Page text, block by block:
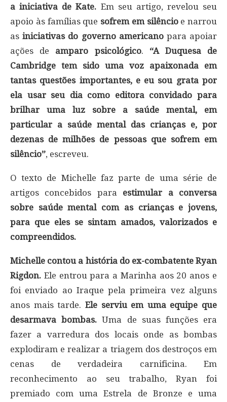
a iniciativa de Kate. Em seu artigo, revelou seu
apoio às famílias que sofrem em silêncioe narrou
asiniciativas do governo americanopara apoiar
ações de amparo psicológico. “A Duquesa de
Cambridge tem sido uma voz apaixonada em
tantas questões importantes, e eu sou grata por
ela usar seu dia como editora convidado para
brilhar uma luz sobre a saúde mental, em
particular a saúde mental das crianças e, por
dezenas de milhões de pessoas que sofrem em
silêncio”, escreveu.
O texto de Michelle faz parte de uma série de
artigos concebidos para estimular a conversa
sobre saúde mental com as crianças e jovens,
para que eles se sintam amados, valorizados e
compreendidos.
Michelle contou a história do ex-combatente Ryan
Rigdon. Ele entrou para a Marinha aos 20 anos e
foi enviado ao Iraque pela primeira vez alguns
anos mais tarde. Ele serviu em uma equipe que
desarmava bombas. Uma de suas funções era
fazer a varredura dos locais onde as bombas
explodiram e realizar a triagem dos destroços em
cenas de verdadeira carnificina. Em
reconhecimento ao seu trabalho, Ryan foi
premiado com uma Estrela de Bronze e uma